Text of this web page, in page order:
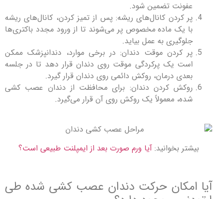
عفونت تضمین شود.
پر کردن کانال‌های ریشه: پس از تمیز کردن، کانال‌های ریشه
با یک ماده مخصوص پر می‌شوند تا از ورود مجدد باکتری‌ها
جلوگیری به عمل بیاید.
پر کردن موقت دندان: در برخی موارد، دندانپزشک ممکن
است یک پرکردگی موقت روی دندان قرار دهد تا در جلسه
بعدی درمان، روکش دائمی روی دندان قرار گیرد.
روکش کردن دندان: برای محافظت از دندان عصب کشی
شده، معمولاً یک روکش روی آن قرار می‌گیرد.
بیشتر بخوانید:آیا ورم صورت بعد از ایمپلنت طبیعی است؟
آیا امکان حرکت دندان عصب کشی شده طی